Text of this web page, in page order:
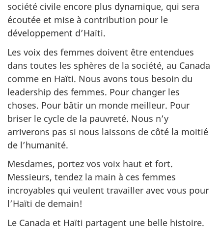
société civile encore plus dynamique, qui sera
écoutée et mise à contribution pour le
développement d’Haïti.
Les voix des femmes doivent être entendues
dans toutes les sphères de la société, au Canada
comme en Haïti. Nous avons tous besoin du
leadership des femmes. Pour changer les
choses. Pour bâtir un monde meilleur. Pour
briser le cycle de la pauvreté. Nous n’y
arriverons pas si nous laissons de côté la moitié
de l’humanité.
Mesdames, portez vos voix haut et fort.
Messieurs, tendez la main à ces femmes
incroyables qui veulent travailler avec vous pour
l’Haïti de demain!
Le Canada et Haïti partagent une belle histoire.